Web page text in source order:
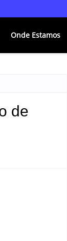
Onde Estamos
de